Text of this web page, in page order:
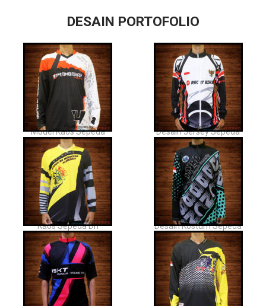
DESAIN PORTOFOLIO
Model Kaos Sepeda Desain Jersey Sepeda
Kaos Sepeda Dh Desain Kostum Sepeda